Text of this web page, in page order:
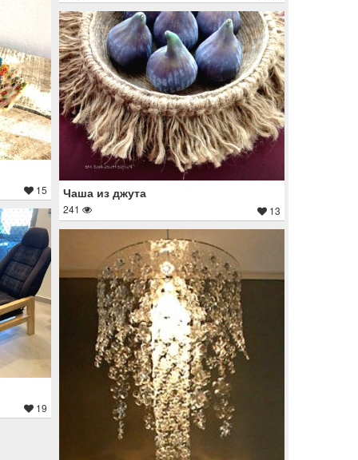
15 Чаша из джута
241 13
19